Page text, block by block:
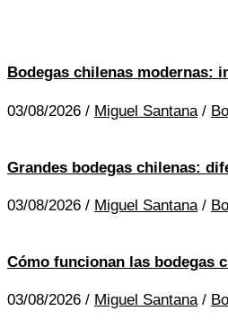
Bodegas chilenas modernas:
03/08/2026 / Miguel Santana/
Grandes bodegas chilenas:
03/08/2026 / Miguel Santana/
Cómo funcionan las bodegas
03/08/2026 / Miguel Santana/